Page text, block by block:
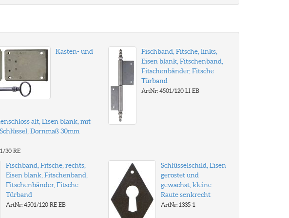
Kasten- und
alt, Eisen blank, mit
Dornmaß 30mm
30 RE
Fischband, Fitsche, links,
Eisen blank, Fitschenband,
Fitschenbänder, Fitsche
Türband
ArtNr: 4501/120 LI EB
Fischband, Fitsche, rechts,
Eisen blank, Fitschenband,
Fitschenbänder, Fitsche
Türband
ArtNr: 4501/120 RE EB
Schlüsselschild, Eisen
gerostet und
gewachst, kleine
Raute senkrecht
ArtNr: 1335-1